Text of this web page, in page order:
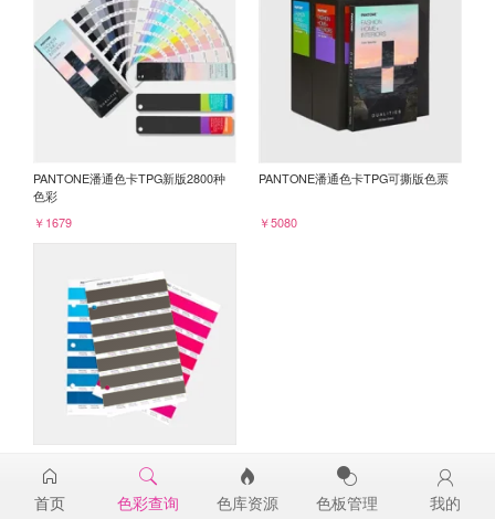
PANTONE潘通色卡TPG新版2800种
色彩
￥1679
PANTONE潘通色卡TPG可撕版色票
￥5080
19-0814TPG
￥98
首页 色彩查询 色库资源 色板管理 我的